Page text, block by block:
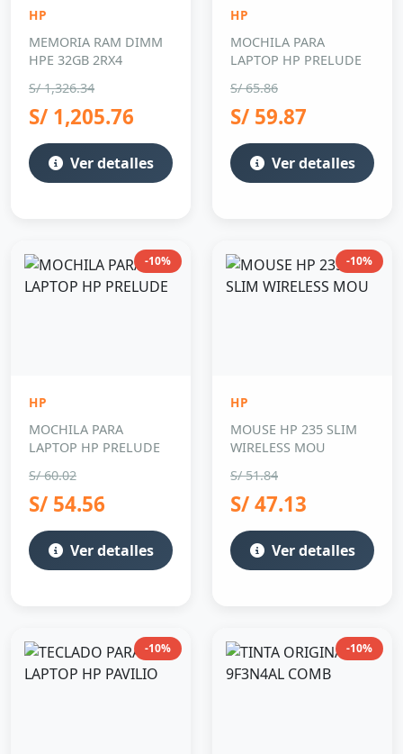
HP
MEMORIA RAM DIMM
HPE 32GB 2RX4
S/ 1,326.34
S/ 1,205.76
Ver detalles
HP
MOCHILA PARA
LAPTOP HP PRELUDE
S/ 65.86
S/ 59.87
Ver detalles
-10%
HP
MOCHILA PARA
LAPTOP HP PRELUDE
S/ 60.02
S/ 54.56
Ver detalles
-10%
HP
MOUSE HP 235 SLIM
WIRELESS MOU
S/ 51.84
S/ 47.13
Ver detalles
-10% -10%